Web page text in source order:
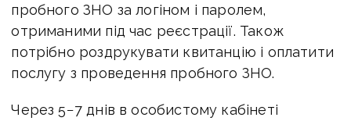
пробного ЗНО за логіном і паролем,
отриманими під час реєстрації. Також
потрібно роздрукувати квитанцію і оплатити
послугу з проведення пробного ЗНО.
Через 5−7 днів в особистому кабінеті